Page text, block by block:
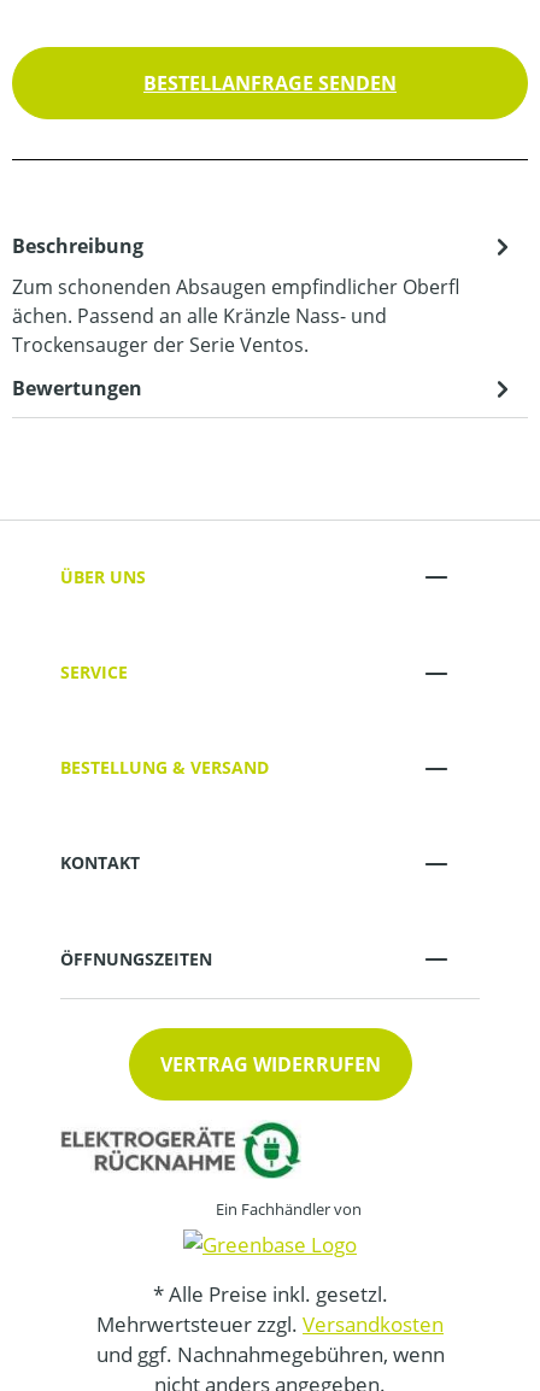
BESTELLANFRAGE SENDEN
Beschreibung
Zum schonenden Absaugen empfindlicher Oberfl
ächen. Passend an alle Kränzle Nass- und
Trockensauger der Serie Ventos.
Bewertungen
ÜBER UNS
SERVICE
BESTELLUNG & VERSAND
KONTAKT
ÖFFNUNGSZEITEN
VERTRAG WIDERRUFEN
Ein Fachhändler von
* Alle Preise inkl. gesetzl.
Mehrwertsteuer zzgl. Versandkosten
und ggf. Nachnahmegebühren, wenn
nicht anders angegeben.